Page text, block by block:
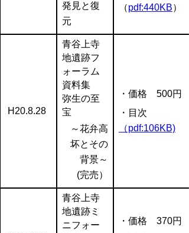
発見と復
元
（pdf:440KB）
H20.8.28
青谷上寺
地遺跡フ
ォーラム
資料集
弥生の至
宝
～花弁高
坏とその
背景～
(完売）
・価格 500円
・目次
（pdf:106KB)
青谷上寺
地遺跡ミ
ニフォー
・価格 370円